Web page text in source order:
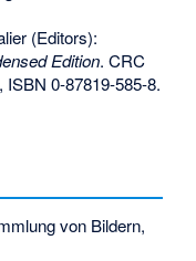
(Editors):
Edition. CRC
ISBN 0-87819-585-8.
von Bildern,